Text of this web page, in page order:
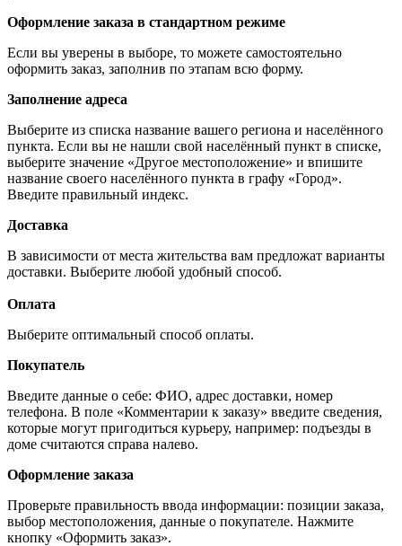
Оформление заказа в стандартном режиме
Если вы уверены в выборе, то можете самостоятельно
оформить заказ, заполнив по этапам всю форму.
Заполнение адреса
Выберите из списка название вашего региона и населённого
пункта. Если вы не нашли свой населённый пункт в списке,
выберите значение «Другое местоположение» и впишите
название своего населённого пункта в графу «Город».
Введите правильный индекс.
Доставка
В зависимости от места жительства вам предложат варианты
доставки. Выберите любой удобный способ.
Оплата
Выберите оптимальный способ оплаты.
Покупатель
Введите данные о себе: ФИО, адрес доставки, номер
телефона. В поле «Комментарии к заказу» введите сведения,
которые могут пригодиться курьеру, например: подъезды в
доме считаются справа налево.
Оформление заказа
Проверьте правильность ввода информации: позиции заказа,
выбор местоположения, данные о покупателе. Нажмите
кнопку «Оформить заказ».